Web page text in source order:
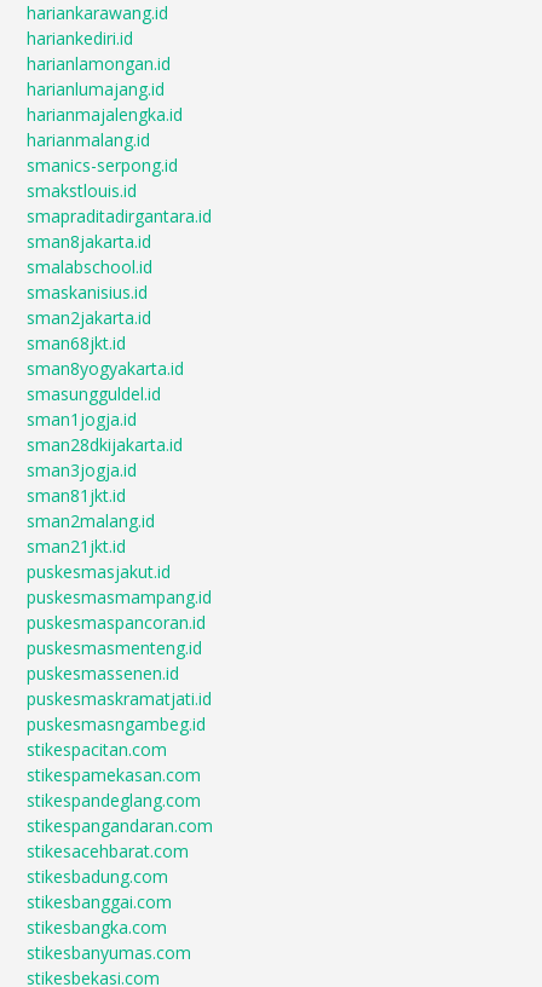
hariankarawang.id
hariankediri.id
harianlamongan.id
harianlumajang.id
harianmajalengka.id
harianmalang.id
smanics-serpong.id
smakstlouis.id
smapraditadirgantara.id
sman8jakarta.id
smalabschool.id
smaskanisius.id
sman2jakarta.id
sman68jkt.id
sman8yogyakarta.id
smasungguldel.id
sman1jogja.id
sman28dkijakarta.id
sman3jogja.id
sman81jkt.id
sman2malang.id
sman21jkt.id
puskesmasjakut.id
puskesmasmampang.id
puskesmaspancoran.id
puskesmasmenteng.id
puskesmassenen.id
puskesmaskramatjati.id
puskesmasngambeg.id
stikespacitan.com
stikespamekasan.com
stikespandeglang.com
stikespangandaran.com
stikesacehbarat.com
stikesbadung.com
stikesbanggai.com
stikesbangka.com
stikesbanyumas.com
stikesbekasi.com